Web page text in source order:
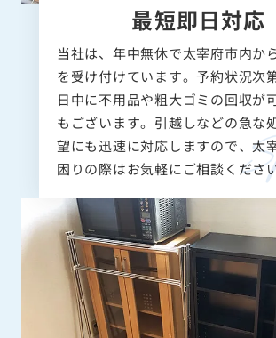
最短即日対応
当社は、年中無休で太宰府市内か
を受け付けています。予約状況次
日中に不用品や粗大ゴミの回収が
もございます。引越しなどの急な
望にも迅速に対応しますので、太
困りの際はお気軽にご相談くださ